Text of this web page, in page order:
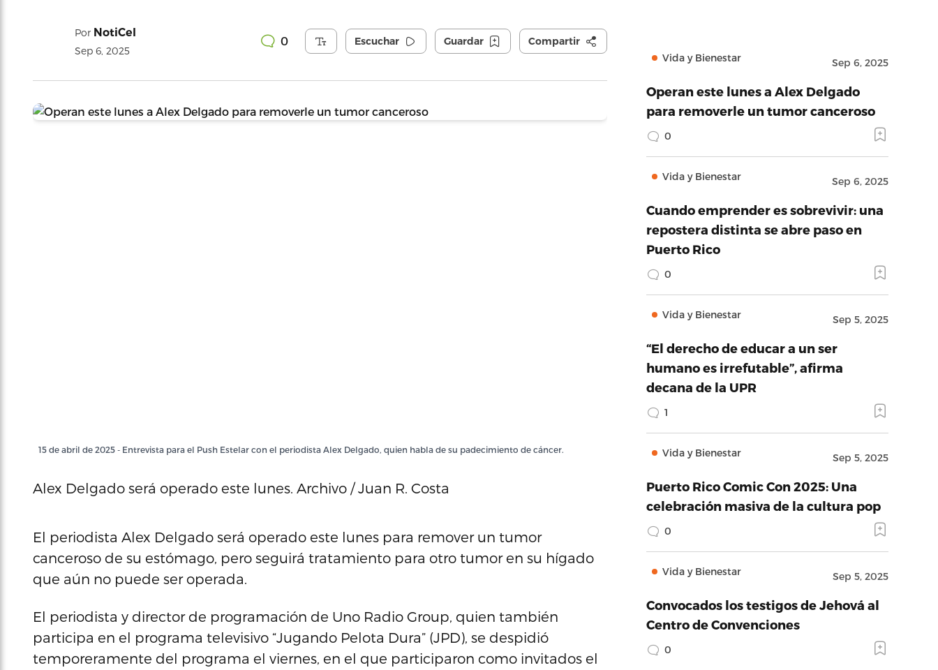
Por NotiCel
Sep 6, 2025
0 Escuchar Guardar Compartir
15 de abril de 2025 - Entrevista para el Push Estelar con el periodista Alex Delgado, quien habla de su padecimiento de cáncer.
Alex Delgado será operado este lunes. Archivo / Juan R. Costa
El periodista Alex Delgado será operado este lunes para remover un tumor
canceroso de su estómago, pero seguirá tratamiento para otro tumor en su hígado
que aún no puede ser operada.
El periodista y director de programación de Uno Radio Group, quien también
participa en el programa televisivo “Jugando Pelota Dura” (JPD), se despidió
temporeramente del programa el viernes, en el que participaron como invitados el
Vida y Bienestar Sep 6, 2025
Operan este lunes a Alex Delgado
para removerle un tumor canceroso
0
Vida y Bienestar Sep 6, 2025
Cuando emprender es sobrevivir: una
repostera distinta se abre paso en
Puerto Rico
0
Vida y Bienestar Sep 5, 2025
“El derecho de educar a un ser
humano es irrefutable”, afirma
decana de la UPR
1
Vida y Bienestar Sep 5, 2025
Puerto Rico Comic Con 2025: Una
celebración masiva de la cultura pop
0
Vida y Bienestar Sep 5, 2025
Convocados los testigos de Jehová al
Centro de Convenciones
0